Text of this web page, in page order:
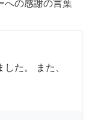
への感謝の言葉
た。 また、